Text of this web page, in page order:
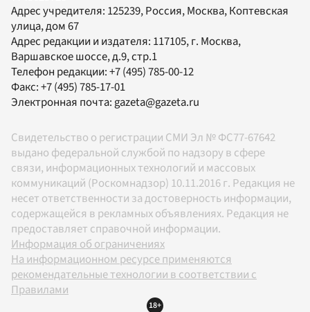
Адрес учредителя: 125239, Россия, Москва, Коптевская
улица, дом 67
Адрес редакции и издателя: 117105, г. Москва,
Варшавское шоссе, д.9, стр.1
Телефон редакции:+7 (495) 785-00-12
Факс:+7 (495) 785-17-01
Электронная почта:gazeta@gazeta.ru
Свидетельство о регистрации СМИ Эл № ФС77-67642
выдано федеральной службой по надзору в сфере
связи, информационных технологий и массовых
коммуникаций (Роскомнадзор) 10.11.2016 г. Редакция не
несет ответственности за достоверность информации,
содержащейся в рекламных объявлениях. Редакция не
предоставляет справочной информации.
Информация об ограничениях
На информационном ресурсе применяются
рекомендательные технологии в соответствии с
Правилами
18+